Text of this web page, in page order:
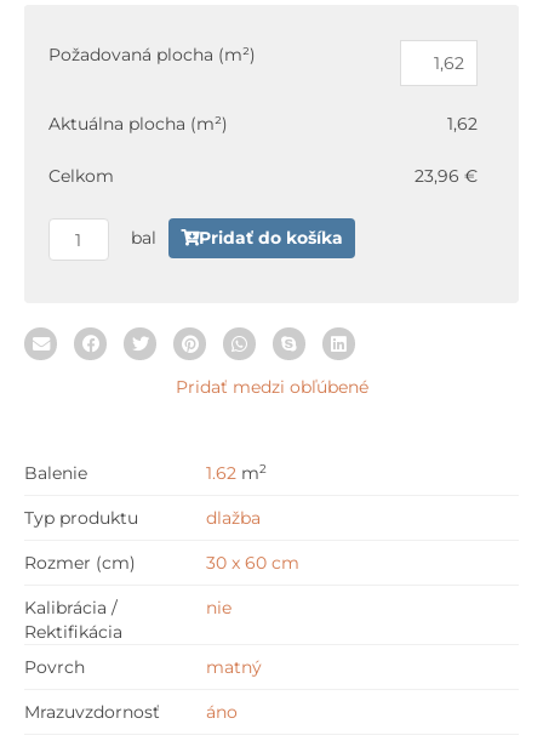
Požadovaná plocha (m²)
Aktuálna plocha (m²) 1,62
Celkom 23,96 €
Stargres
x
bal Pridať do košíka
Pridať medzi obľúbené
Balenie 1.62 m2
Typ produktu dlažba
Rozmer (cm) 30 x 60 cm
Kalibrácia /
Rektifikácia
nie
Povrch matný
Mrazuvzdornosť áno